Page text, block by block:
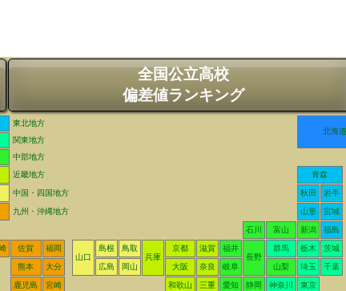
全国公立高校
偏差値ランキング
東北地方
北海道
関東地方
中部地方
近畿地方
青森
中国・四国地方 秋田 岩手
九州・沖縄地方 山形 宮城
石川 富山 新潟 福島
佐賀
福岡
山口
島根
鳥取
兵庫
京都 滋賀
福井
長野
群馬 栃木 茨城
熊本 大分 広島 岡山 大阪 奈良 岐阜 山梨 埼玉 千葉
鹿児島 宮崎 和歌山 三重 愛知 静岡 神奈川 東京